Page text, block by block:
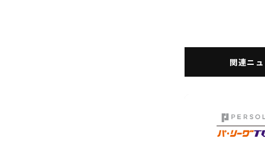
関連ニ